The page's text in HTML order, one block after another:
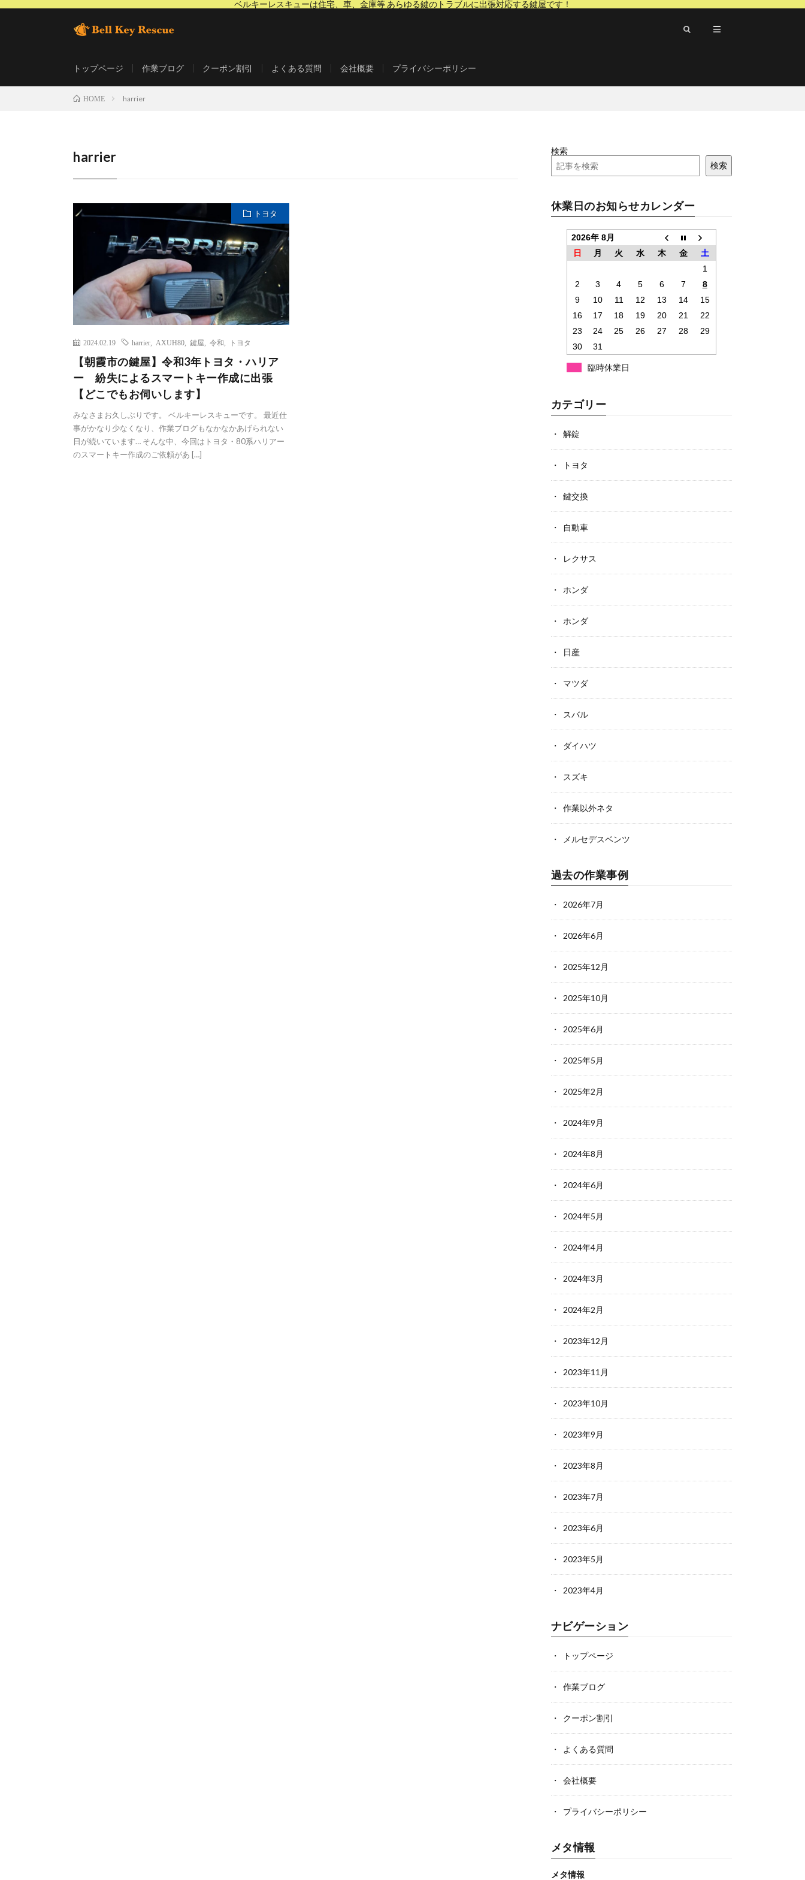
ベルキーレスキューは住宅、車、金庫等 あらゆる鍵のトラブルに出張対応する鍵屋です！
です。
トップページ 作業ブログ クーポン割引 よくある質問 会社概要 プライバシーポリシー
HOME harrier
harrier
トヨタ
2024.02.19 harrier AXUH80 鍵屋 令和 トヨタ
【朝霞市の鍵屋】令和3年トヨタ・ハリア
ー 紛失によるスマートキー作成に出張
【どこでもお伺いします】
みなさまお久しぶりです。 ベルキーレスキューです。 最近仕
事がかなり少なくなり、作業ブログもなかなかあげられない
日が続いています… そんな中、今回はトヨタ・80系ハリアー
のスマートキー作成のご依頼があ […]
検索
検索
休業日のお知らせカレンダー
2026年 8月
日
月 火 水 木 金
土
1
2
3 4 5 6 7
8
9
10 11 12 13 14
15
16
17 18 19 20 21
22
23
24 25 26 27 28
29
30
31
臨時休業日
カテゴリー
解錠
トヨタ
鍵交換
自動車
レクサス
ホンダ
ホンダ
日産
マツダ
スバル
ダイハツ
スズキ
作業以外ネタ
メルセデスベンツ
過去の作業事例
2026年7月
2026年6月
2025年12月
2025年10月
2025年6月
2025年5月
2025年2月
2024年9月
2024年8月
2024年6月
2024年5月
2024年4月
2024年3月
2024年2月
2023年12月
2023年11月
2023年10月
2023年9月
2023年8月
2023年7月
2023年6月
2023年5月
2023年4月
ナビゲーション
トップページ
作業ブログ
クーポン割引
よくある質問
会社概要
プライバシーポリシー
メタ情報
メタ情報